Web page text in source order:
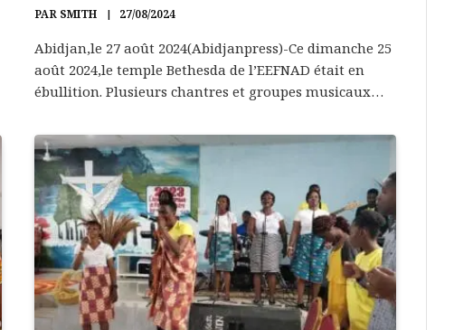
PAR SMITH 27/08/2024
Abidjan,le 27 août 2024(Abidjanpress)-Ce dimanche 25
août 2024,le temple Bethesda de l’EEFNAD était en
ébullition. Plusieurs chantres et groupes musicaux…